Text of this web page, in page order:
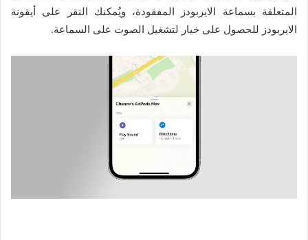
المتعلقة بسماعة الايربودز المفقودة، ويُمكنك النقر على أيقونة
الايربودز للحصول على خيار لتشغيل الصوت على السماعة.